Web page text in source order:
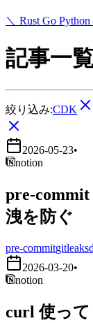
＼ Rust Go
記事一
絞り込み:CDK
2026-05-23•
notion
pre-
洩を防ぐ
pre-commitgitleaks
2026-03-20•
notion
curl 使っ